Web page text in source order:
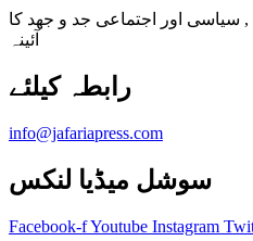
سیاسی اور اجتماعی جد و جهد کا
آئینہ
info@jafariapress.com​
سوشل میڈیا لنکس
Facebook-fYoutube Instagram